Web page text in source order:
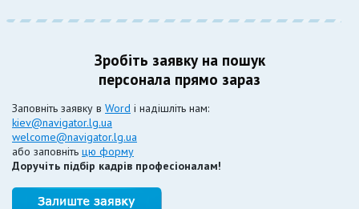
Зробіть заявку на пошук
персонала прямо зараз
Заповніть заявку в Word і надішліть нам:
kiev@navigator.lg.ua
welcome@navigator.lg.ua
або заповніть цю форму
Доручіть підбір кадрів професіоналам!